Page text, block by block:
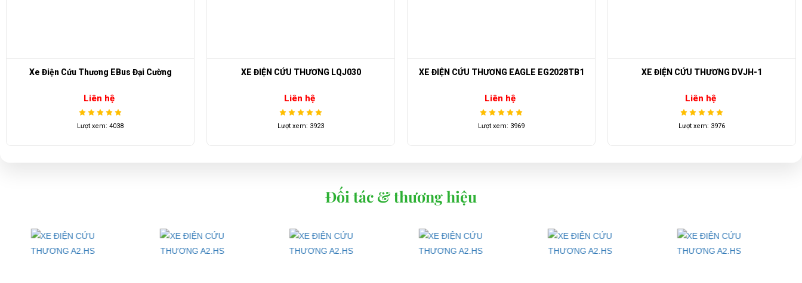
Liên hệ ngay với chúng tôi để sở hữu những chiếc xe điện cứu thương đời mới và sang trọng nhất với giá cả ưu đãi nhất.
Xe Điện Cứu Thương EBus Đại Cường
Liên hệ
Lượt xem: 4038
XE ĐIỆN CỨU THƯƠNG LQJ030
Liên hệ
Lượt xem: 3923
XE ĐIỆN CỨU THƯƠNG EAGLE EG2028TB1
Liên hệ
Lượt xem: 3969
XE ĐIỆN CỨU THƯƠNG DVJH-1
Liên hệ
Lượt xem: 3976
Đối tác & thương hiệu